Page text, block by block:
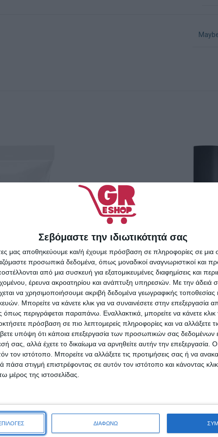
Σεβόμαστε την ιδιωτικότητά σας
μας αποθηκεύουμε και/ή έχουμε πρόσβαση σε πληροφορίες σε
προσωπικά δεδομένα, όπως μοναδικοί αναγνωριστικοί και
από μια συσκευή για εξατομικευμένες διαφημίσεις και
έρευνα ακροατηρίου και ανάπτυξη υπηρεσιών. Με την άδειά
να χρησιμοποιήσουμε ακριβή δεδομένα γεωγραφικής τοποθεσίας
Μπορείτε να κάνετε κλικ για να συναινέσετε στην επεξεργασία
περιγράφεται παραπάνω. Εναλλακτικά, μπορείτε να κάνετε κλικ
πρόσβαση σε πιο λεπτομερείς πληροφορίες και να αλλάξετε
υπόψη ότι κάποια επεξεργασία των προσωπικών σας δεδομένων
σας, αλλά έχετε το δικαίωμα να αρνηθείτε αυτήν την επεξεργασία.
τον ιστότοπο. Μπορείτε να αλλάξετε τις προτιμήσεις σας ή να
στιγμή επιστρέφοντας σε αυτόν τον ιστότοπο και κάνοντας
μέρος της ιστοσελίδας.
ΔΙΑΦΩΝΩ
NX Beauty Professional Matte
Longstay 106